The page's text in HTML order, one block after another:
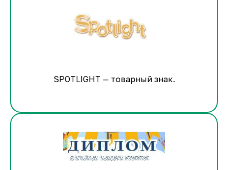
SPOTLIGHT — товарный знак.